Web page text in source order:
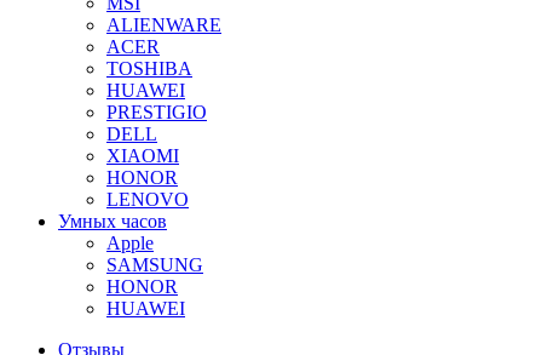
ALIENWARE
ACER
TOSHIBA
HUAWEI
PRESTIGIO
DELL
XIAOMI
HONOR
LENOVO
Умных часов
Apple
SAMSUNG
HONOR
HUAWEI
Отзывы